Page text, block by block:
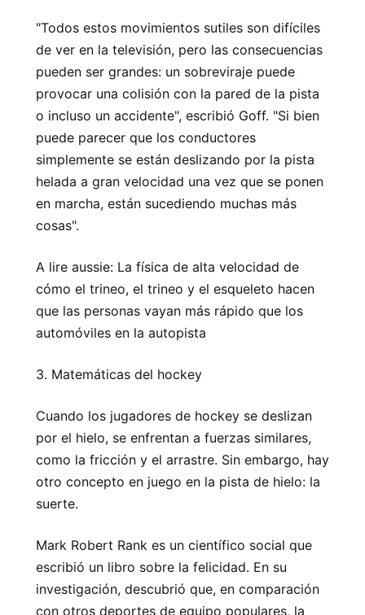
"Todos estos movimientos sutiles son difíciles
de ver en la televisión, pero las consecuencias
pueden ser grandes: un sobreviraje puede
provocar una colisión con la pared de la pista
o incluso un accidente", escribió Goff. "Si bien
puede parecer que los conductores
simplemente se están deslizando por la pista
helada a gran velocidad una vez que se ponen
en marcha, están sucediendo muchas más
cosas".
A lire aussie: La física de alta velocidad de
cómo el trineo, el trineo y el esqueleto hacen
que las personas vayan más rápido que los
automóviles en la autopista
3. Matemáticas del hockey
Cuando los jugadores de hockey se deslizan
por el hielo, se enfrentan a fuerzas similares,
como la fricción y el arrastre. Sin embargo, hay
otro concepto en juego en la pista de hielo: la
suerte.
Mark Robert Rank es un científico social que
escribió un libro sobre la felicidad. En su
investigación, descubrió que, en comparación
con otros deportes de equipo populares, la